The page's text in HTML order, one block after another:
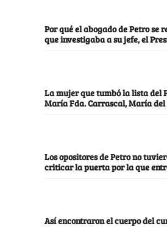
Por qué el abogado de Petro se
que investigaba a su jefe, el
La mujer que tumbó la lista del
María Fda. Carrascal, María
Los opositores de Petro no
criticar la puerta por la que
Así encontraron el cuerpo del